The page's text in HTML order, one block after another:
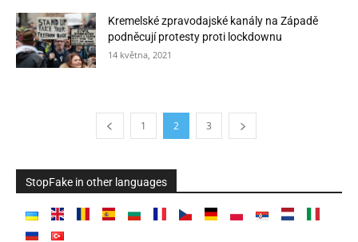
Kremelské zpravodajské kanály na Západě
podněcují protesty proti lockdownu
14 května, 2021
1 2 3
StopFake in other languages